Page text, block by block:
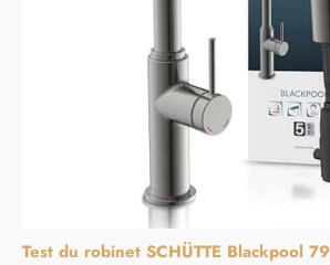
Test du robinet SCHÜTTE Blackpool